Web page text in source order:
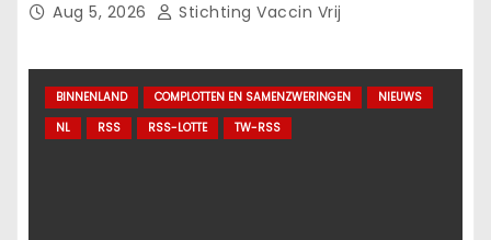
Aug 5, 2026 Stichting Vaccin Vrij
BINNENLAND COMPLOTTEN EN SAMENZWERINGEN
NIEUWS
NL
RSS RSS-LOTTE TW-RSS